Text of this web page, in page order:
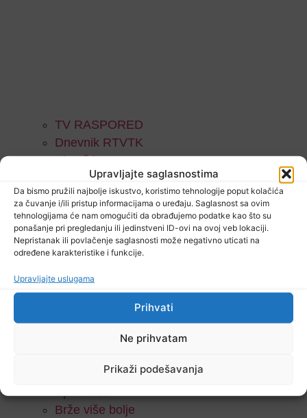
Upravljajte saglasnostima
Da bismo pružili najbolje iskustvo, koristimo tehnologije poput kolačića
za čuvanje i/ili pristup informacijama o uređaju. Saglasnost sa ovim
tehnologijama će nam omogućiti da obrađujemo podatke kao što su
ponašanje pri pregledanju ili jedinstveni ID-ovi na ovoj veb lokaciji.
Nepristanak ili povlačenje saglasnosti može negativno uticati na
određene karakteristike i funkcije.
Upravljajte uslugama
Prihvati
Ne prihvatam
Prikaži podešavanja
TV RASPORED
Dnevnik RTVTK
Skupština TK
Ko rano rani
Naše popodne
Parlamentarno
Imam šta da kažem
Svjetski poredak
Saznanja
Naši spomenici
U našem selu
Ozbiljno (ne)ozbiljno
Sat poezije
Sport klub
Brže više bolje